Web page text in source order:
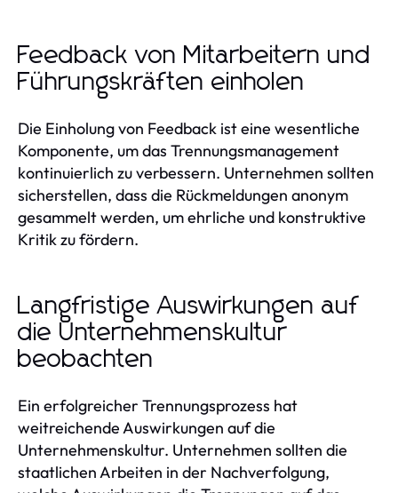
Feedback von Mitarbeitern und
Führungskräften einholen
Die Einholung von Feedback ist eine wesentliche
Komponente, um das Trennungsmanagement
kontinuierlich zu verbessern. Unternehmen sollten
sicherstellen, dass die Rückmeldungen anonym
gesammelt werden, um ehrliche und konstruktive
Kritik zu fördern.
Langfristige Auswirkungen auf
die Unternehmenskultur
beobachten
Ein erfolgreicher Trennungsprozess hat
weitreichende Auswirkungen auf die
Unternehmenskultur. Unternehmen sollten die
staatlichen Arbeiten in der Nachverfolgung,